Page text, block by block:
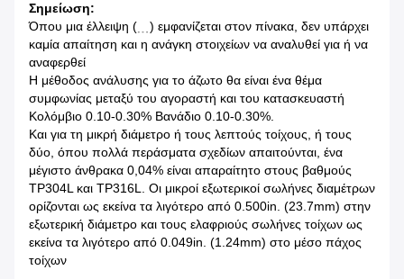
Σημείωση:
Όπου μια έλλειψη (﹍) εμφανίζεται στον πίνακα, δεν υπάρχει
καμία απαίτηση και η ανάγκη στοιχείων να αναλυθεί για ή να
αναφερθεί
Η μέθοδος ανάλυσης για το άζωτο θα είναι ένα θέμα
συμφωνίας μεταξύ του αγοραστή και του κατασκευαστή
Κολόμβιο 0.10-0.30% Βανάδιο 0.10-0.30%.
Και για τη μικρή διάμετρο ή τους λεπτούς τοίχους, ή τους
δύο, όπου πολλά περάσματα σχεδίων απαιτούνται, ένα
μέγιστο άνθρακα 0,04% είναι απαραίτητο στους βαθμούς
TP304L και TP316L. Οι μικροί εξωτερικοί σωλήνες διαμέτρων
ορίζονται ως εκείνα τα λιγότερο από 0.500in. (23.7mm) στην
εξωτερική διάμετρο και τους ελαφριούς σωλήνες τοίχων ως
εκείνα τα λιγότερο από 0.049in. (1.24mm) στο μέσο πάχος
τοίχων